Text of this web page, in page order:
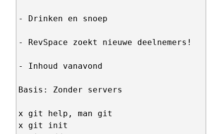
- Drinken en snoep
- RevSpace zoekt nieuwe deelnemers!
- Inhoud vanavond
Basis: Zonder servers
x git help, man git
x git init